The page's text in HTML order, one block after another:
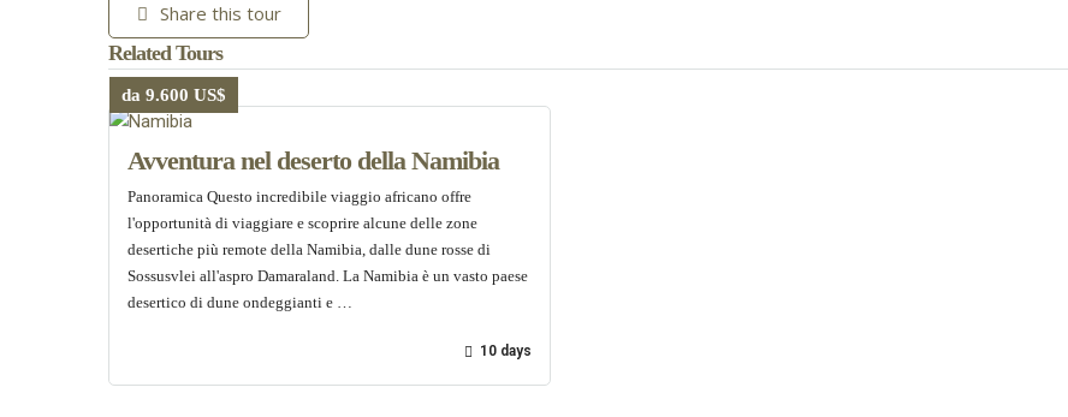
Share this tour
Related Tours
da 9.600 US$
Avventura nel deserto della Namibia
Panoramica Questo incredibile viaggio africano offre
l'opportunità di viaggiare e scoprire alcune delle zone
desertiche più remote della Namibia, dalle dune rosse di
Sossusvlei all'aspro Damaraland. La Namibia è un vasto paese
desertico di dune ondeggianti e …
10 days